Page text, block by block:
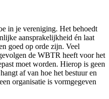
in je vereniging. Het behoedt
aansprakelijkheid én laat
goed op orde zijn. Veel
de WBTR heeft voor het
moet worden. Hierop is geen
af van hoe het bestuur en
organisatie is vormgegeven